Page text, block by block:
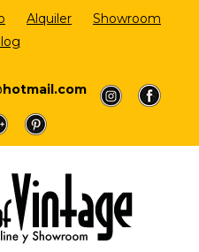
Alquiler
Showroom
a
a
a